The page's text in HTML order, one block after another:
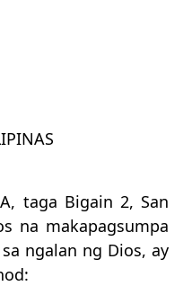
taga Bigain 2, San
na makapagsumpa
ngalan ng Dios, ay